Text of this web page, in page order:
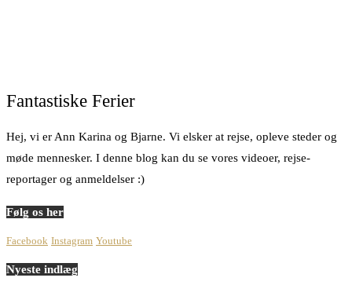
Fantastiske Ferier
Hej, vi er Ann Karina og Bjarne. Vi elsker at rejse, opleve steder og
møde mennesker. I denne blog kan du se vores videoer, rejse-
reportager og anmeldelser :)
Følg os her
Facebook Instagram Youtube
Nyeste indlæg